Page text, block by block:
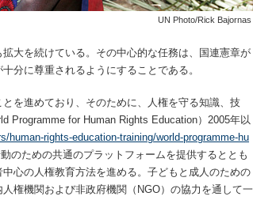
UN Photo/Rick Bajornas
大を続けている。その中心的な任務は、国連憲章が
分に尊重されるようにすることである。
を進めており、そのために、人権を守る知識、技
Programme for Human Rights Education）2005年以
human-rights-education-training/world-programme-hu
のための共通のプラットフォームを提供するととも
心の人権教育方法を進める。子どもと成人のための
権機関および非政府機関（NGO）の協力を通して一